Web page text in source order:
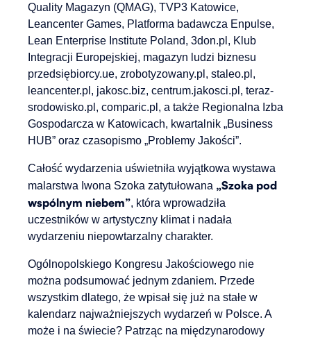
Quality Magazyn (QMAG), TVP3 Katowice,
Leancenter Games, Platforma badawcza Enpulse,
Lean Enterprise Institute Poland, 3don.pl, Klub
Integracji Europejskiej, magazyn ludzi biznesu
przedsiębiorcy.ue, zrobotyzowany.pl, staleo.pl,
leancenter.pl, jakosc.biz, centrum.jakosci.pl, teraz-
srodowisko.pl, comparic.pl, a także Regionalna Izba
Gospodarcza w Katowicach, kwartalnik „Business
HUB” oraz czasopismo „Problemy Jakości”.
Całość wydarzenia uświetniła wyjątkowa wystawa
malarstwa Iwona Szoka zatytułowana „Szoka pod
wspólnym niebem”, która wprowadziła
uczestników w artystyczny klimat i nadała
wydarzeniu niepowtarzalny charakter.
Ogólnopolskiego Kongresu Jakościowego nie
można podsumować jednym zdaniem. Przede
wszystkim dlatego, że wpisał się już na stałe w
kalendarz najważniejszych wydarzeń w Polsce. A
może i na świecie? Patrząc na międzynarodowy